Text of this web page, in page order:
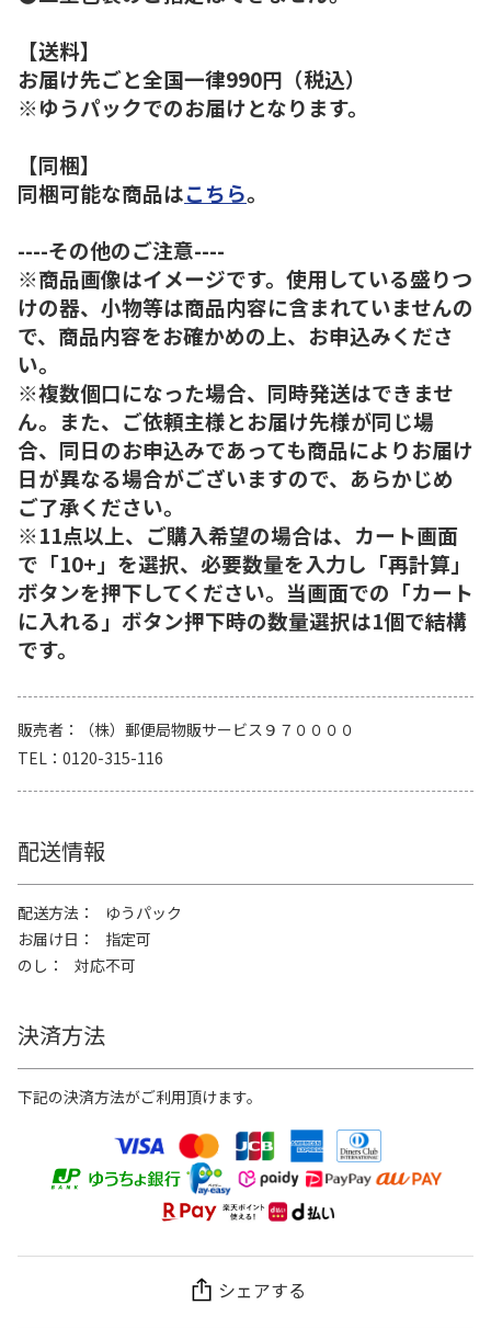
【送料】
お届け先ごと全国一律990円（税込）
※ゆうパックでのお届けとなります。
【同梱】
同梱可能な商品はこちら。
----その他のご注意----
※商品画像はイメージです。使用している盛りつ
けの器、小物等は商品内容に含まれていませんの
で、商品内容をお確かめの上、お申込みくださ
い。
※複数個口になった場合、同時発送はできませ
ん。また、ご依頼主様とお届け先様が同じ場
合、同日のお申込みであっても商品によりお届け
日が異なる場合がございますので、あらかじめ
ご了承ください。
※11点以上、ご購入希望の場合は、カート画面
で「10+」を選択、必要数量を入力し「再計算」
ボタンを押下してください。当画面での「カート
に入れる」ボタン押下時の数量選択は1個で結構
です。
販売者
（株）郵便局物販サービス９７００００
TEL
0120-315-116
配送情報
配送方法
ゆうパック
お届け日
指定可
のし
対応不可
決済方法
下記の決済方法がご利用頂けます。
シェアする